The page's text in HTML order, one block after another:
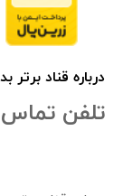
درباره قناد برتر
تلفن تماس 24 ساعته: